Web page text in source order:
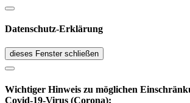
Datenschutz-Erklärung
dieses Fenster schließen
Wichtiger Hinweis zu möglichen
Covid-19-Virus (Corona):